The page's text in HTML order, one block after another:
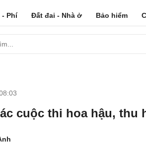
- Phí Đất đai - Nhà ở Bảo hiểm
cuộc thi hoa hậu, thu